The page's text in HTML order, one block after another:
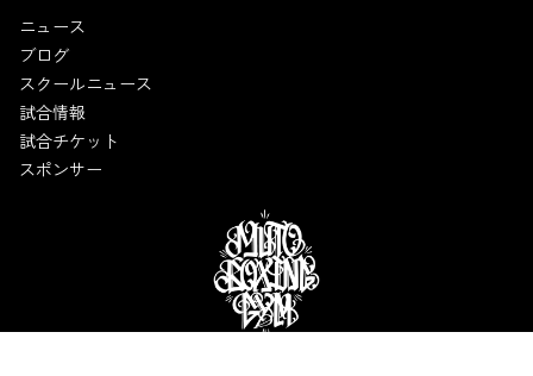
ニュース
ブログ
スクールニュース
試合情報
試合チケット
スポンサー